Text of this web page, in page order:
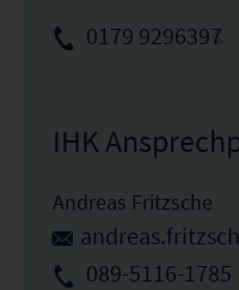
0179 9296397
IHK
Andreas Fritzsche
089-5116-1785